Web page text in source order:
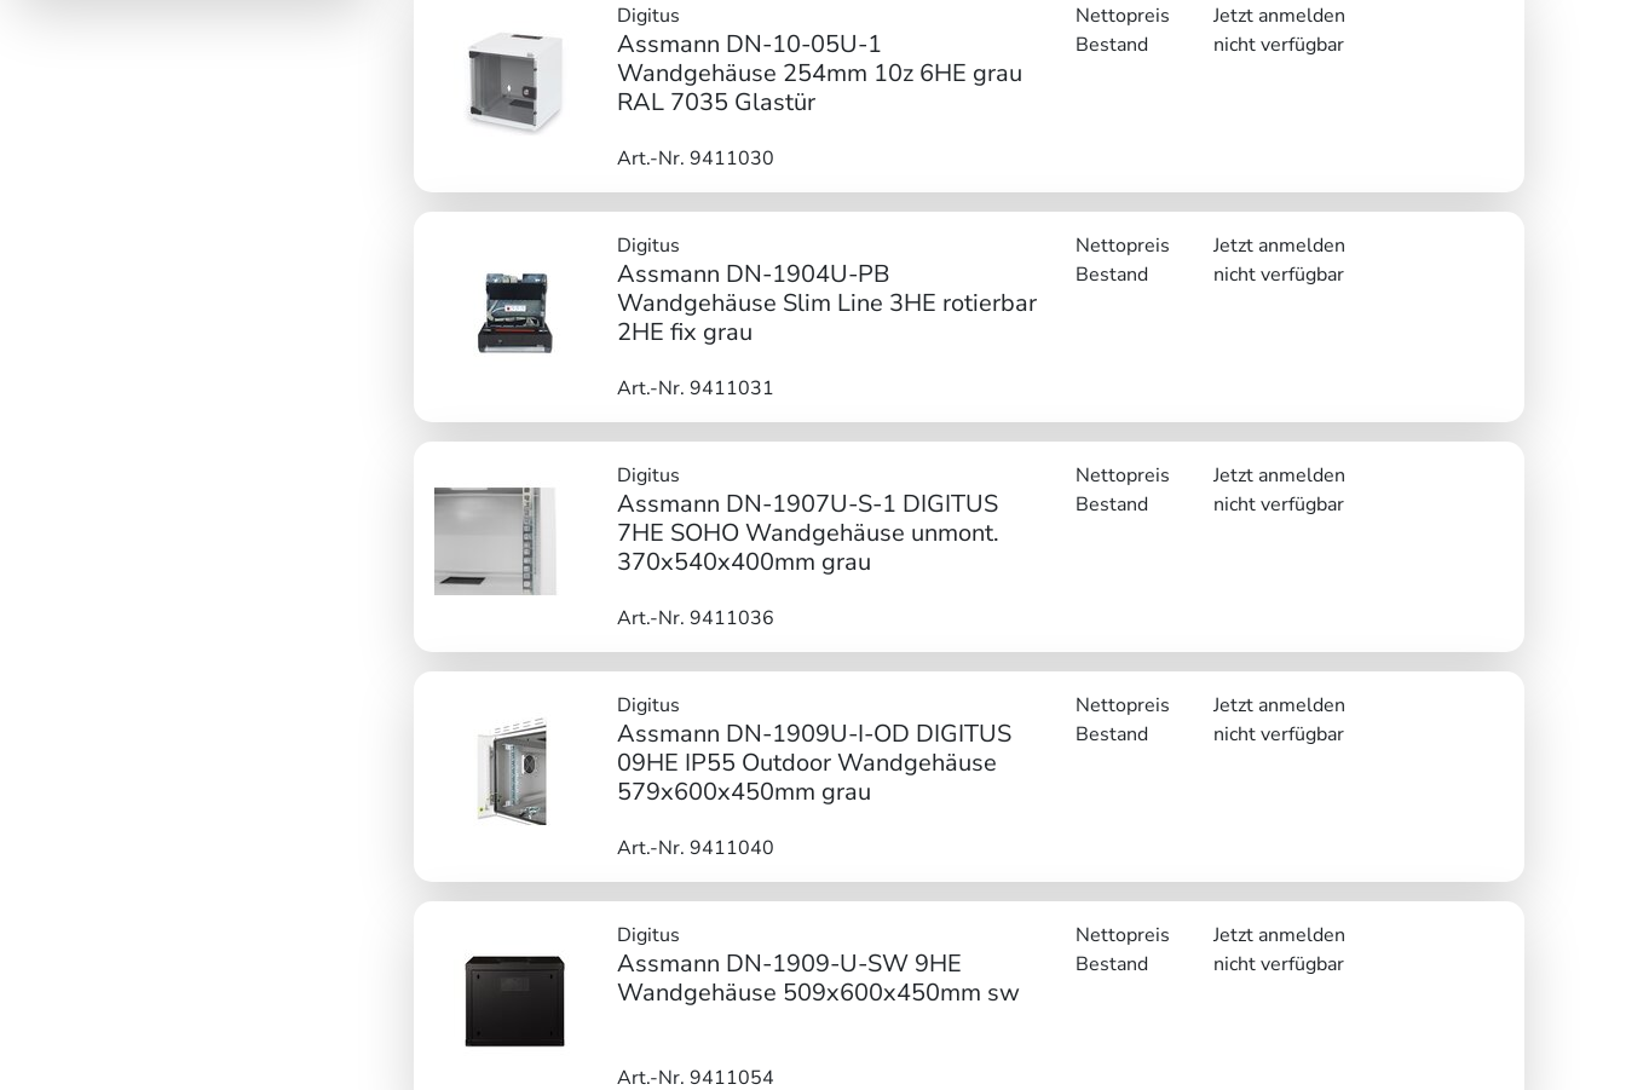
Digitus
Assmann DN-10-05U-1
Wandgehäuse 254mm 10z 6HE grau
RAL 7035 Glastür
Art.-Nr. 9411030
Nettopreis
Jetzt anmelden
Bestand
nicht verfügbar
Digitus
Assmann DN-1904U-PB
Wandgehäuse Slim Line 3HE rotierbar
2HE fix grau
Art.-Nr. 9411031
Nettopreis
Jetzt anmelden
Bestand
nicht verfügbar
Digitus
Assmann DN-1907U-S-1 DIGITUS
7HE SOHO Wandgehäuse unmont.
370x540x400mm grau
Art.-Nr. 9411036
Nettopreis
Jetzt anmelden
Bestand
nicht verfügbar
Digitus
Assmann DN-1909U-I-OD DIGITUS
09HE IP55 Outdoor Wandgehäuse
579x600x450mm grau
Art.-Nr. 9411040
Nettopreis
Jetzt anmelden
Bestand
nicht verfügbar
Digitus
Assmann DN-1909-U-SW 9HE
Wandgehäuse 509x600x450mm sw
Art.-Nr. 9411054
Nettopreis
Jetzt anmelden
Bestand
nicht verfügbar